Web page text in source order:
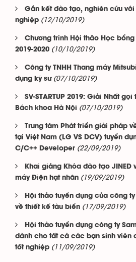
Gắn kết đào tạo, nghiên cứu
nghiệp (12/10/2019)
Chương trình Hội thảo Học
2019-2020 (10/10/2019)
Công ty TNHH Thang máy
dụng kỹ sư (07/10/2019)
SV-STARTUP 2019: Giải Nhất
Bách khoa Hà Nội (07/10/2019)
Trung tâm Phát triển giải pháp
tại Việt Nam (LG VS DCV) tuyển
C/C++ Developer (22/09/2019)
Khai giảng Khóa đào tạo JINED
máy Điện hạt nhân (19/09/2019)
Hội thảo tuyển dụng của công ty
về thiết kế tàu biển (17/09/2019)
Hội thảo tuyển dụng công ty
dành cho tất cả các bạn sinh viên
tốt nghiệp (11/09/2019)